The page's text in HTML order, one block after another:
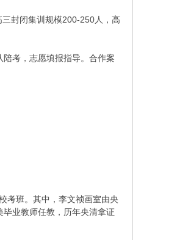
封闭集训规模200-250人，高
考，志愿填报指导。合作案
考班。其中，李文祯画室由央
业教师任教，历年央清拿证